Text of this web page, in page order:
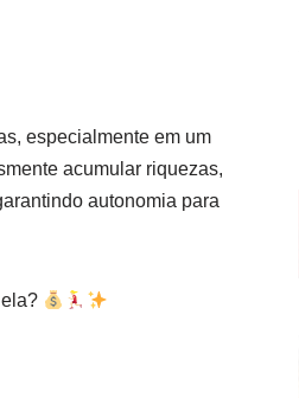
especialmente em um
acumular riquezas,
autonomia para